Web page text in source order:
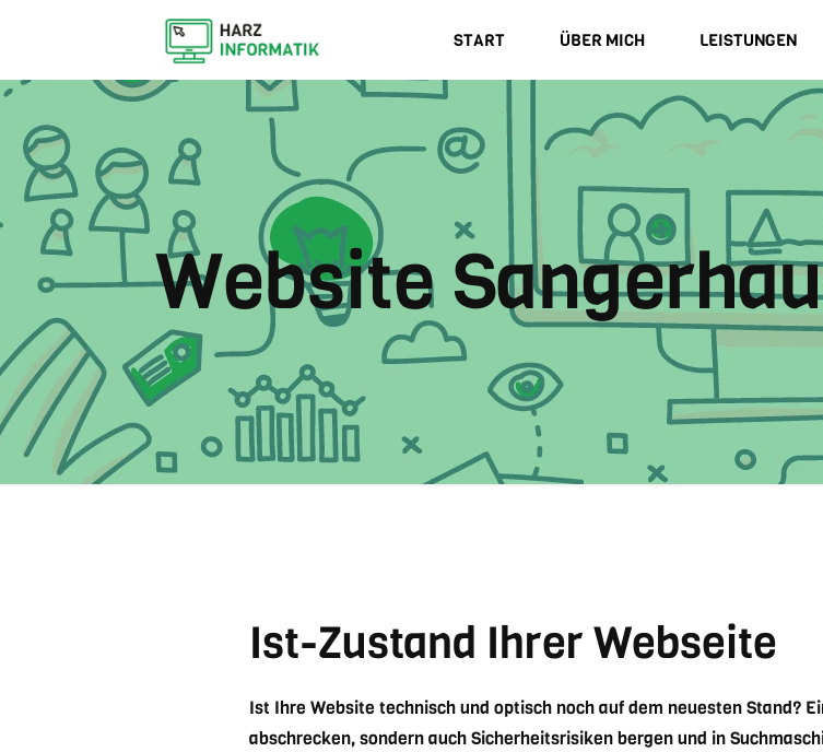
START ÜBER MICH LEISTUNGEN
Website
Ist-Zustand Ihrer Webseite
Ist Ihre Website technisch und optisch noch auf dem neuesten Stand?
abschrecken, sondern auch Sicherheitsrisiken bergen und in